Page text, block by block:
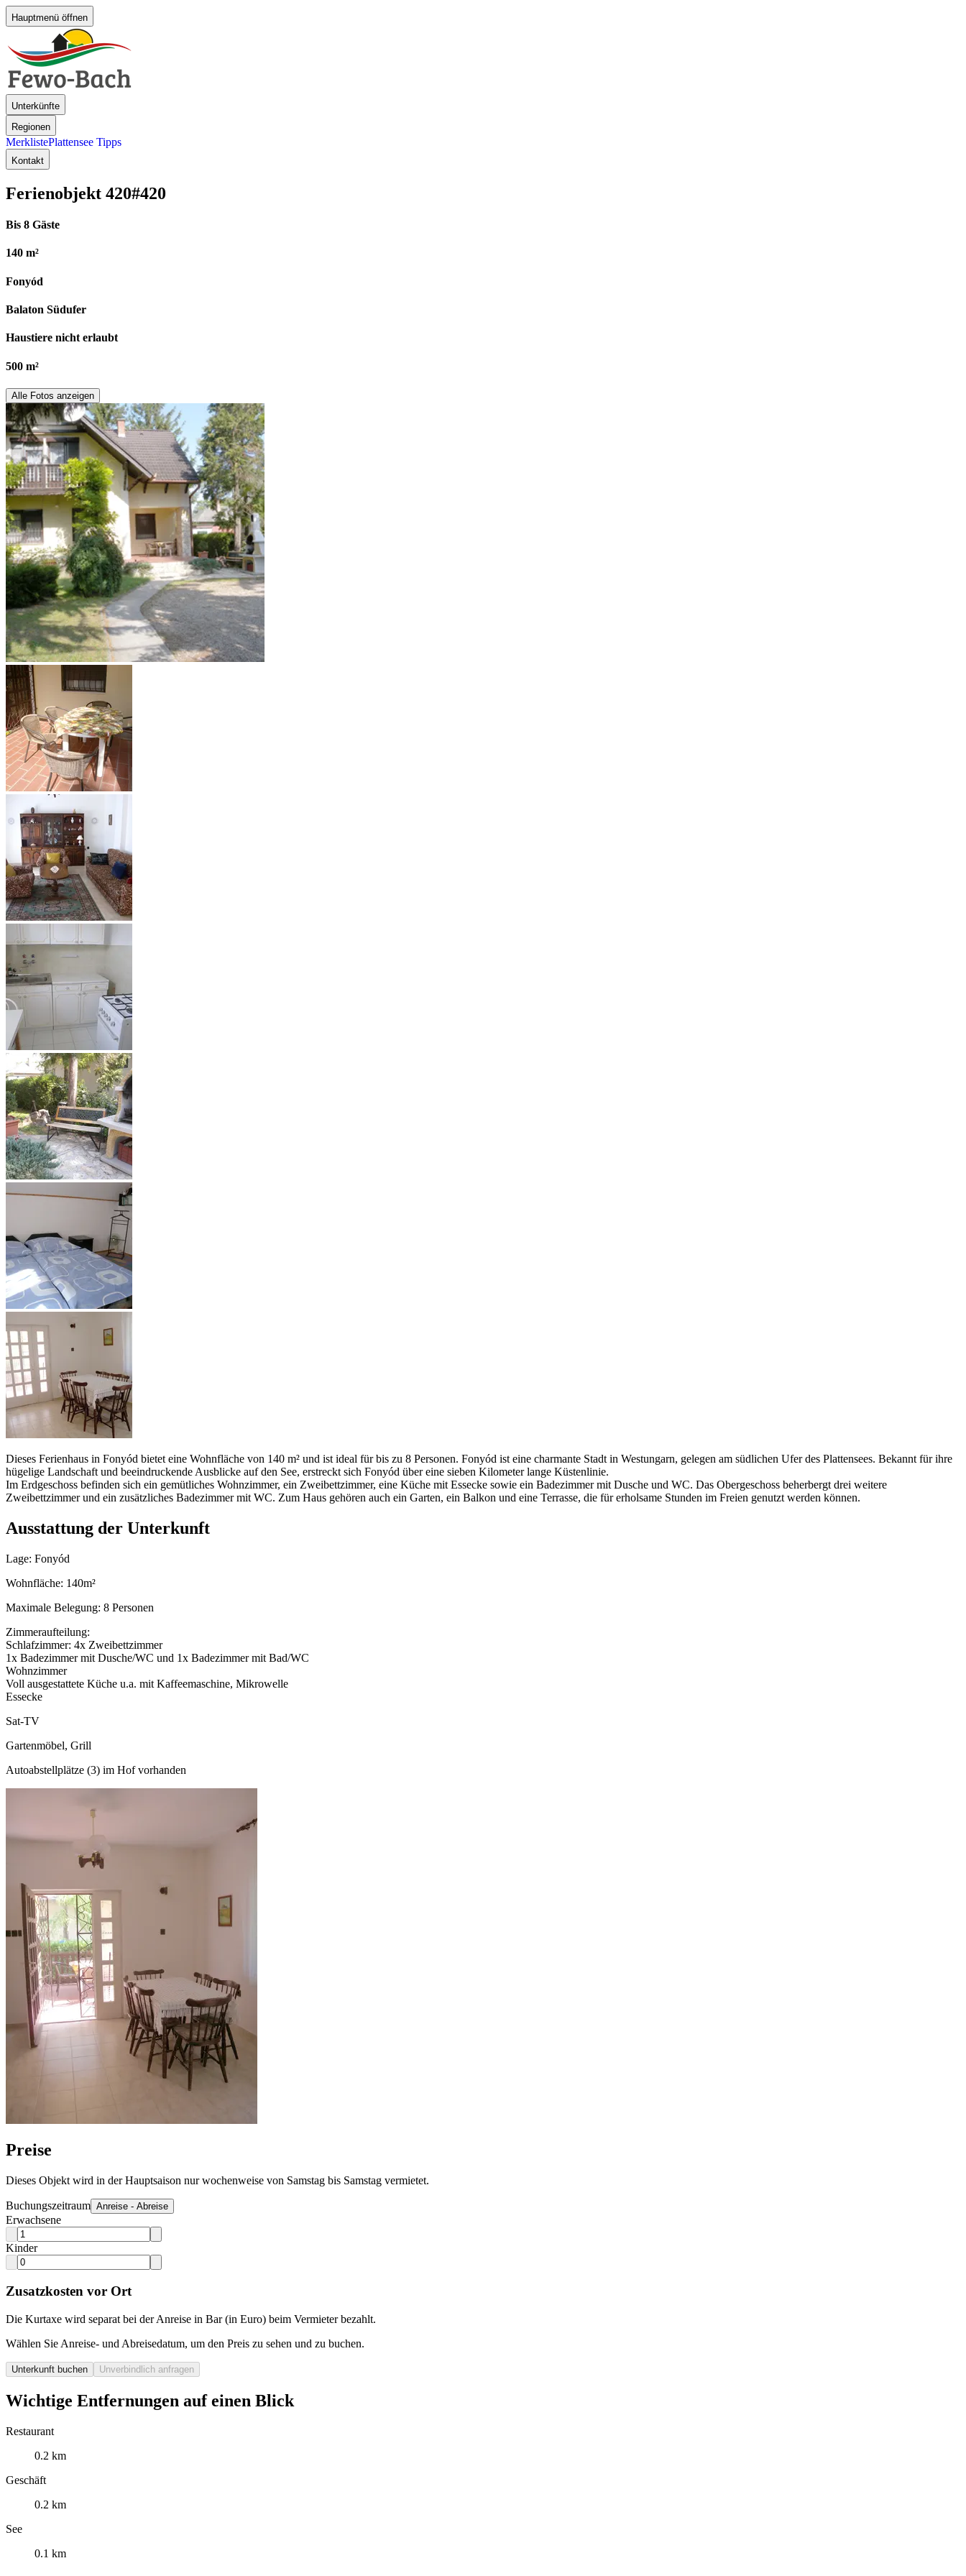
Hauptmenü öffnen
Unterkünfte
Regionen
MerklistePlattensee Tipps
Kontakt
Ferienobjekt 420#420
Bis 8 Gäste
140 m²
Fonyód
Balaton Südufer
Haustiere nicht erlaubt
500 m²
Alle Fotos anzeigen
Dieses Ferienhaus in Fonyód bietet eine Wohnfläche von 140 m² und ist ideal für bis zu 8 Personen. Fonyód ist eine charmante Stadt in Westungarn, gelegen am südlichen Ufer des Plattensees. Bekannt für ihre
hügelige Landschaft und beeindruckende Ausblicke auf den See, erstreckt sich Fonyód über eine sieben Kilometer lange Küstenlinie.
Im Erdgeschoss befinden sich ein gemütliches Wohnzimmer, ein Zweibettzimmer, eine Küche mit Essecke sowie ein Badezimmer mit Dusche und WC. Das Obergeschoss beherbergt drei weitere
Zweibettzimmer und ein zusätzliches Badezimmer mit WC. Zum Haus gehören auch ein Garten, ein Balkon und eine Terrasse, die für erholsame Stunden im Freien genutzt werden können.
Ausstattung der Unterkunft
Lage: Fonyód
Wohnfläche: 140m²
Maximale Belegung: 8 Personen
Zimmeraufteilung:
Schlafzimmer: 4x Zweibettzimmer
1x Badezimmer mit Dusche/WC und 1x Badezimmer mit Bad/WC
Wohnzimmer
Voll ausgestattete Küche u.a. mit Kaffeemaschine, Mikrowelle
Essecke
Sat-TV
Gartenmöbel, Grill
Autoabstellplätze (3) im Hof vorhanden
Preise
Dieses Objekt wird in der Hauptsaison nur wochenweise von Samstag bis Samstag vermietet.
Buchungszeitraum Anreise - Abreise
Erwachsene
Kinder
Zusatzkosten vor Ort
Die Kurtaxe wird separat bei der Anreise in Bar (in Euro) beim Vermieter bezahlt.
Wählen Sie Anreise- und Abreisedatum, um den Preis zu sehen und zu buchen.
Unterkunft buchen Unverbindlich anfragen
Wichtige Entfernungen auf einen Blick
Restaurant
0.2 km
Geschäft
0.2 km
See
0.1 km